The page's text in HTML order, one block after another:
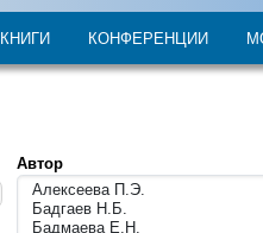
КНИГИ КОНФЕРЕНЦИИ
Автор